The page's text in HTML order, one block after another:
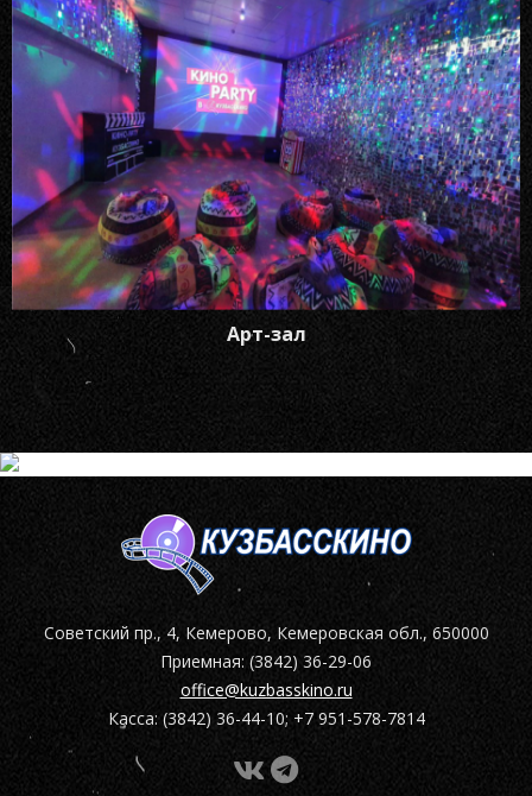
Арт-зал
Советский пр., 4, Кемерово, Кемеровская обл., 650000
Приемная: (3842) 36-29-06
office@kuzbasskino.ru
Касса: (3842) 36-44-10; +7 951-578-7814